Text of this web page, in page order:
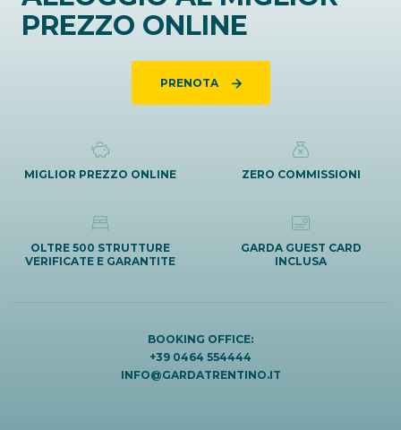
PREZZO ONLINE
PRENOTA
MIGLIOR PREZZO ONLINE ZERO COMMISSIONI
OLTRE 500 STRUTTURE
VERIFICATE E GARANTITE
GARDA GUEST CARD
INCLUSA
BOOKING OFFICE:
+39 0464 554444
INFO@GARDATRENTINO.IT